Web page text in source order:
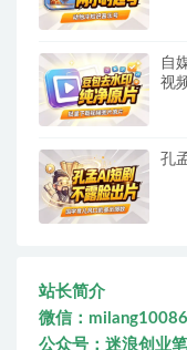
自
视
孔
站长简介
微信：milang10086
公众号：迷浪创业